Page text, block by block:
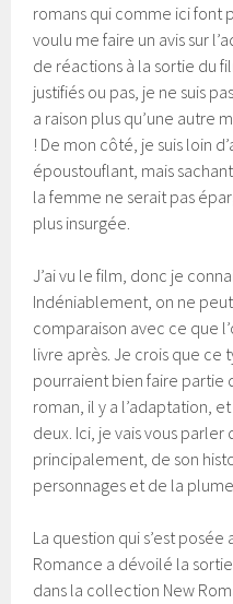
romans qui comme ici font
voulu me faire un avis sur
de réactions à la sortie du
justifiés ou pas, je ne suis
a raison plus qu’une autre
! De mon côté, je suis loin
époustouflant, mais
la femme ne serait pas
plus insurgée.
J’ai vu le film, donc je
Indéniablement, on ne
comparaison avec ce que
livre après. Je crois que ce
pourraient bien faire partie
roman, il y a l’adaptation,
deux. Ici, je vais vous
principalement, de son
personnages et de la
La question qui s’est posée
Romance a dévoilé la
dans la collection New